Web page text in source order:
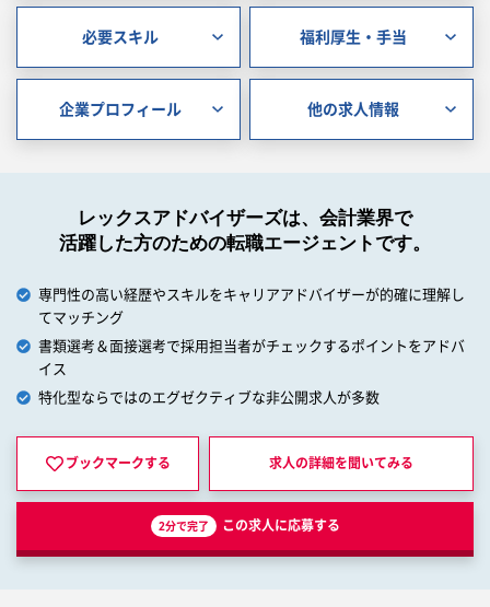
必要スキル 福利厚生・手当
企業プロフィール 他の求人情報
レックスアドバイザーズは、会計業界で
活躍した方のための転職エージェントです。
専門性の高い経歴やスキルをキャリアアドバイザーが的確に理解し
てマッチング
書類選考＆面接選考で採用担当者がチェックするポイントをアドバ
イス
特化型ならではのエグゼクティブな非公開求人が多数
ブックマークする 求人の詳細を聞いてみる
2分で完了 この求人に応募する